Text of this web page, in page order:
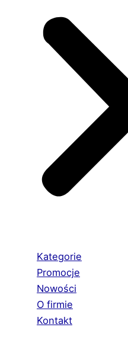
Kategorie
Promocje
Nowości
O firmie
Kontakt